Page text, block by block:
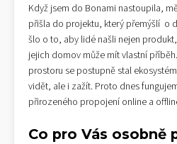
Když jsem do Bonami nastoupila,
přišla do projektu, který přemýšlí o
šlo o to, aby lidé našli nejen
jejich domov může mít vlastní
prostoru se postupně stal
vidět, ale i zažít. Proto dnes
přirozeného propojení online a
Co pro Vás osobně